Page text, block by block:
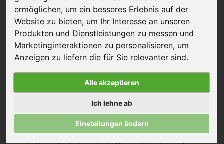
ermöglichen, um ein besseres Erlebnis auf der
Website zu bieten, um Ihr Interesse an unseren
Produkten und Dienstleistungen zu messen und
Marketinginteraktionen zu personalisieren, um
Anzeigen zu liefern die für Sie relevanter sind.
Alle akzeptieren
Ich lehne ab
Einstellungen ändern
Die Masthuhn-Initiative haben wir ins Leben
gerufen, um den mehr als 600 Millionen Hühnern